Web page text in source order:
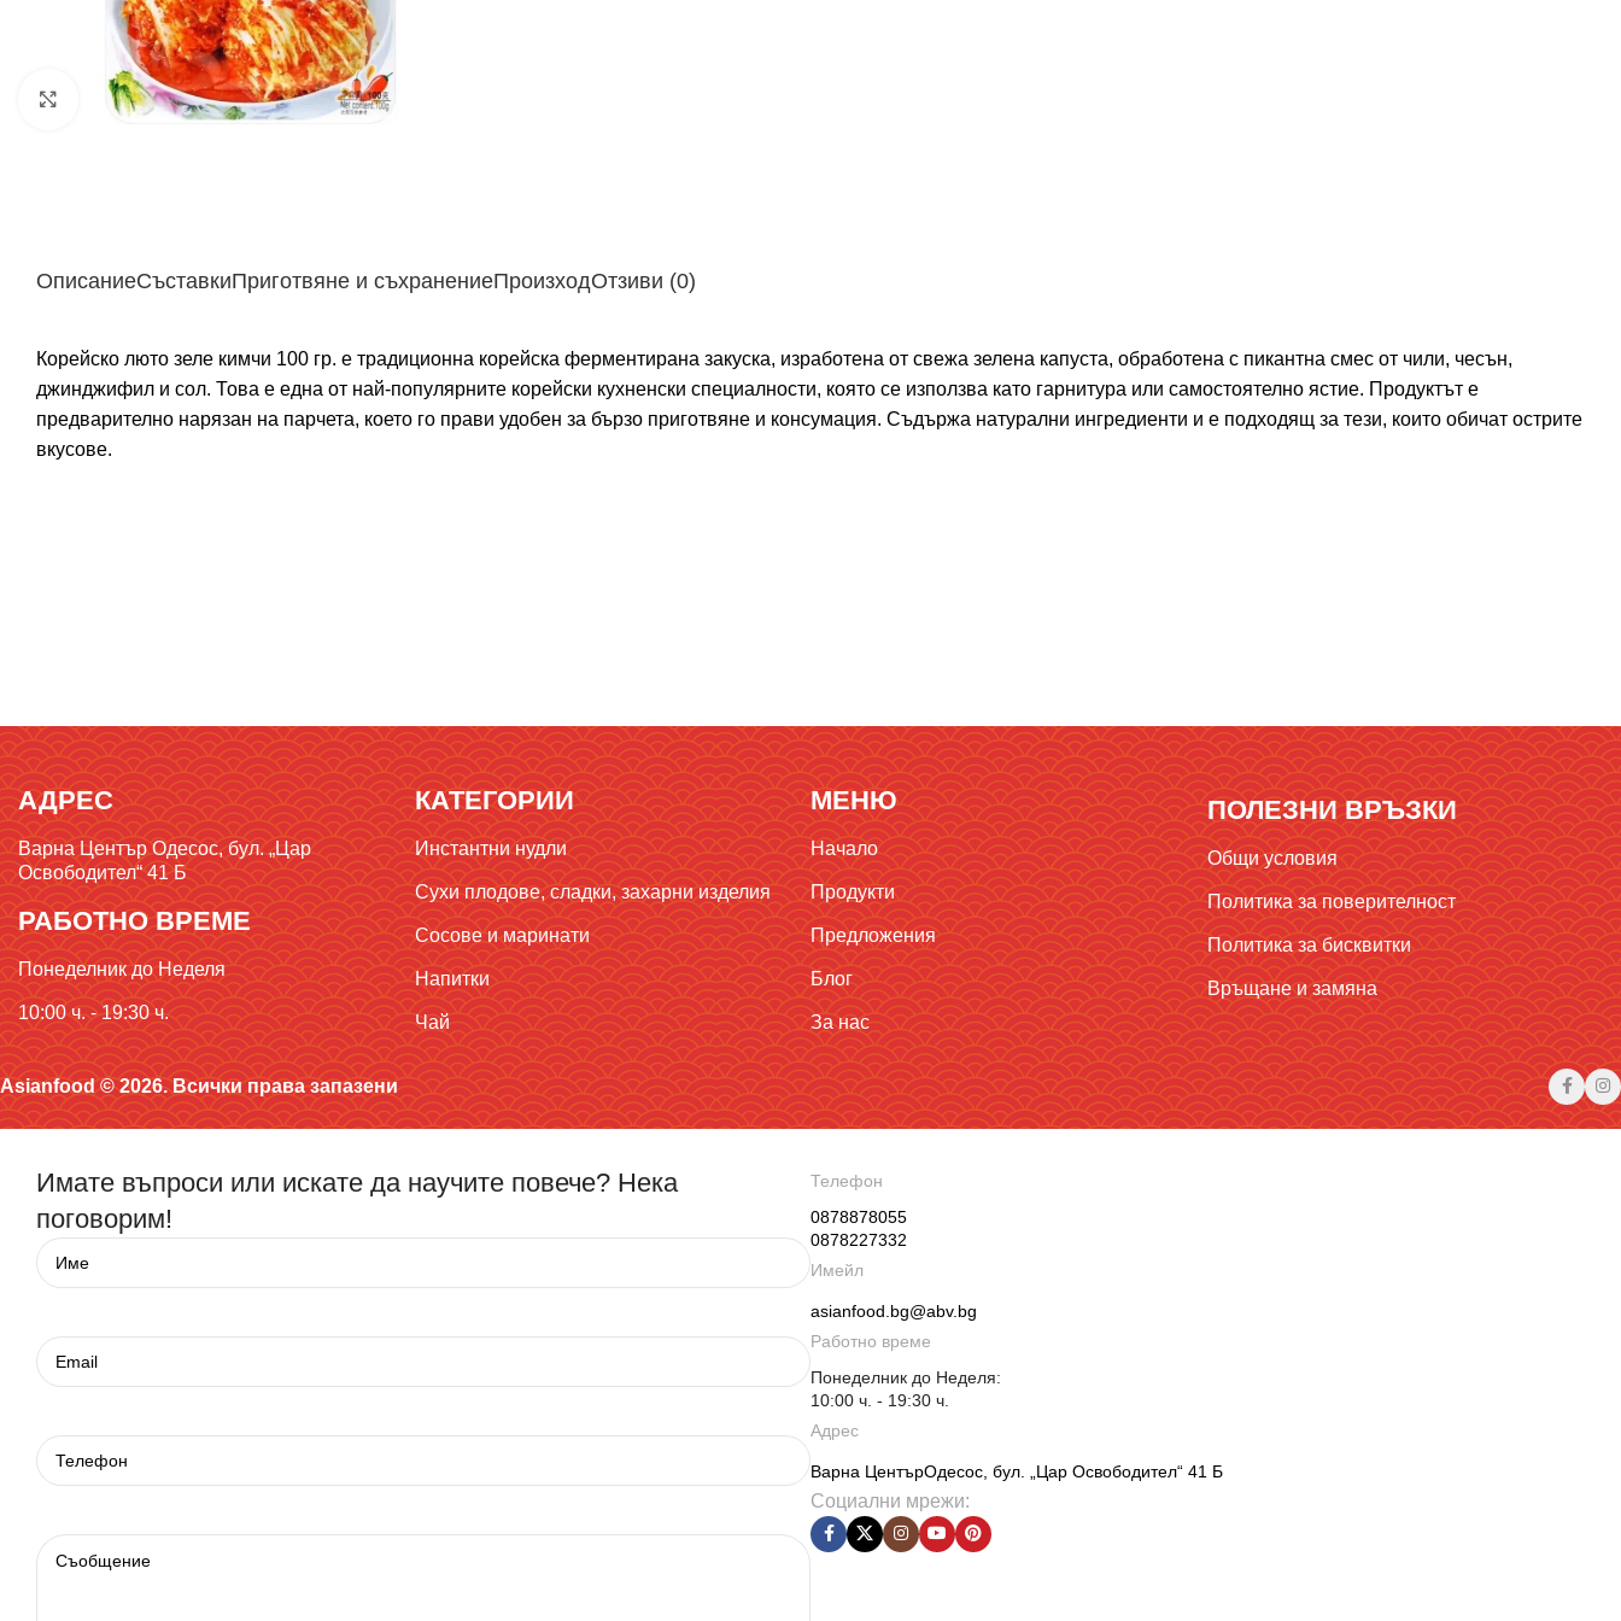
Щракнете за уголемяване
ОписаниеСъставкиПриготвяне и съхранениеПроизходОтзиви (0)
Корейско люто зеле кимчи 100 гр. е традиционна корейска ферментирана закуска, изработена от свежа зелена капуста, обработена с пикантна смес от чили, чесън,
джинджифил и сол. Това е една от най-популярните корейски кухненски специалности, която се използва като гарнитура или самостоятелно ястие. Продуктът е
предварително нарязан на парчета, което го прави удобен за бързо приготвяне и консумация. Съдържа натурални ингредиенти и е подходящ за тези, които обичат острите
вкусове.
АДРЕС
Варна Център Одесос, бул. „Цар
Освободител“ 41 Б
РАБОТНО ВРЕМЕ
Понеделник до Неделя
10:00 ч. - 19:30 ч.
КАТЕГОРИИ
Инстантни нудли
Сухи плодове, сладки, захарни изделия
Сосове и маринати
Напитки
Чай
МЕНЮ
Начало
Продукти
Предложения
Блог
За нас
ПОЛЕЗНИ ВРЪЗКИ
Общи условия
Политика за поверителност
Политика за бисквитки
Връщане и замяна
Asianfood © 2026. Всички права запазени
Имате въпроси или искате да научите повече? Нека
поговорим!
Телефон
0878878055
0878227332
Имейл
asianfood.bg@abv.bg
Работно време
Понеделник до Неделя:
10:00 ч. - 19:30 ч.
Адрес
Варна ЦентърОдесос, бул. „Цар Освободител“ 41 Б
Социални мрежи: